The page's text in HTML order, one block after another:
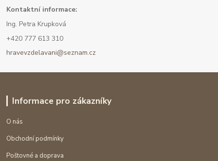
Kontaktní informace:
Ing. Petra Krupková
+420 777 613 310
hravevzdelavani@seznam.cz
Informace pro zákazníky
O nás
Obchodní podmínky
Poštovné a doprava